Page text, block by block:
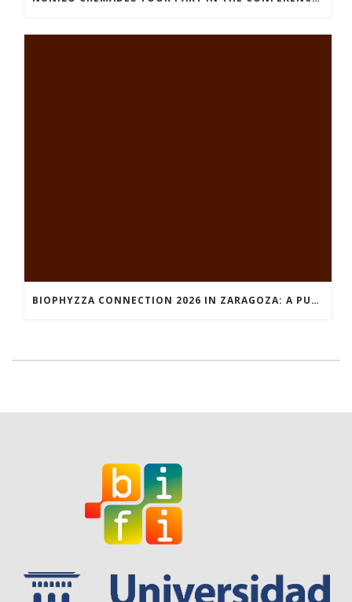
BIOPHYZZA CONNECTION 2026 IN ZARAGOZA: A PUBLIC OUTREACH EVENT ON 26 MARCH WHERE SCIENCE AND PIZZA COME TOGETHER.